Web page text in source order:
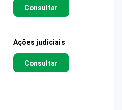
Consultar
Ações judiciais
Consultar